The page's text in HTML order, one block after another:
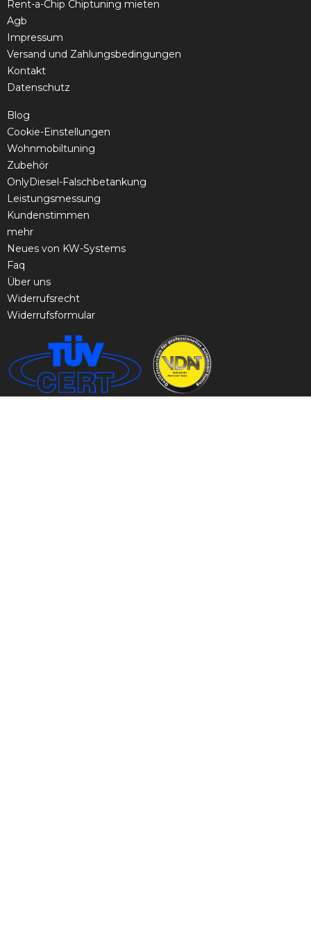
Rent-a-Chip Chiptuning mieten
Agb
Impressum
Versand und Zahlungsbedingungen
Kontakt
Datenschutz
Blog
Cookie-Einstellungen
Wohnmobiltuning
Zubehör
OnlyDiesel-Falschbetankung
Leistungsmessung
Kundenstimmen
mehr
Neues von KW-Systems
Faq
Über uns
Widerrufsrecht
Widerrufsformular